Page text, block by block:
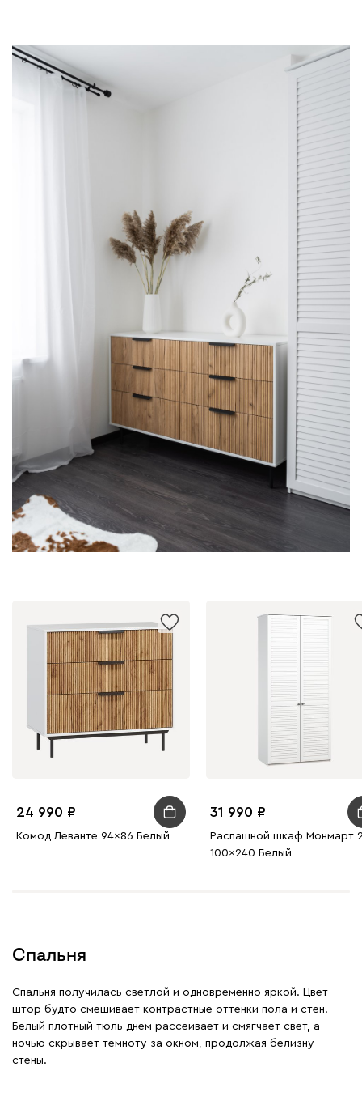
24 990
Комод Леванте 94x86 Белый
31 990
Распашной шкаф Монмарт
100x240 Белый
Спальня
Спальня получилась светлой и одновременно яркой. Цвет
штор будто смешивает контрастные оттенки пола и стен.
Белый плотный тюль днем рассеивает и смягчает свет, а
ночью скрывает темноту за окном, продолжая белизну
стены.